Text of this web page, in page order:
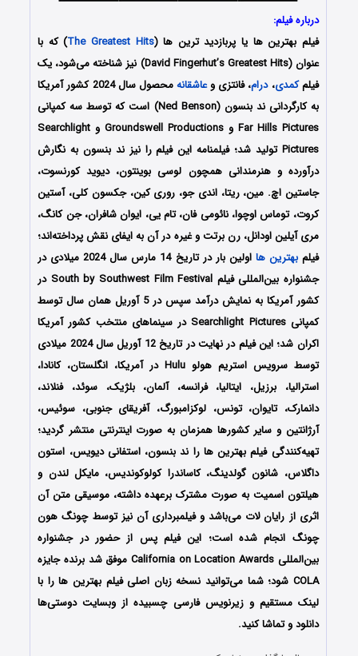
درباره فیلم:
فیلم بهترین ها یا پربازدید ترین ها (The Greatest Hits) که با
عنوان (David Fingerhut’s Greatest Hits) نیز شناخته می‌شود، یک
فیلمکمدی،درام، فانتزی وعاشقانه
محصول سال 2024 کشور آمریکا
به کارگردانی ند بنسون (Ned Benson) است که توسط سه کمپانی‌
Far Hills Pictures و Groundswell Productions و Searchlight
Pictures تولید شد؛ فیلمنامه این فیلم را نیز ند بنسون به نگارش
درآورده و هنرمندانی همچون لوسی بوینتون، دیوید کورنسوت،
جاستین اچ. مین، ریتا، اندی جو، روری کین، جکسون کلی، آستین
کروت، توماس اوچوا، نائومی فان، تام یی، ایوان شافران، جن کانگ،
مری آیلین اودانل، رن برتت و غیره در آن به ایفای نقش پرداخته‌اند؛
فیلمبهترین ها
اولین بار در تاریخ 14 مارس سال 2024 میلادی در
جشنواره بین‌المللی فیلم South by Southwest Film Festival در
کشور آمریکا به نمایش درآمد سپس در 5 آوریل همان سال توسط
کمپانی‌‌ Searchlight Pictures در سینماهای منتخب کشور آمریکا
اکران شد؛ این فیلم در نهایت در تاریخ 12 آوریل سال 2024 میلادی
توسط سرویس استریم هولو Hulu در آمریکا، انگلستان، کانادا،
استرالیا، برزیل، ایتالیا، فرانسه، آلمان، بلژیک، سوئد، فنلاند،
دانمارک، تایوان، تونس، لوکزامبورگ، آفریقای جنوبی، سوئیس،
آرژانتین و سایر کشورها همزمان به صورت اینترنتی منتشر گردید؛
تهیه‌کنندگی فیلم بهترین ها را ند بنسون، استفانی دیویس، استون
داگلاس، شانون گولدینگ، کاساندرا کولوکوندیس، مایکل لندن و
هیلتون اسمیت به صورت مشترک برعهده داشته، موسیقی متن آن
اثری از رایان لات می‌باشد و فیلمبرداری آن نیز توسط چونگ هون
چونگ انجام شده است؛ این فیلم پس از حضور در جشنواره
بین‌المللی California on Location Awards موفق شد برنده جایزه
COLA شود؛ شما می‌توانید نسخه زبان اصلی فیلم بهترین ها را با
‌لینک مستقیم و زیرنویس فارسی چسبیده از وبسایت دوستی‌ها
دانلود و تماشا کنید.